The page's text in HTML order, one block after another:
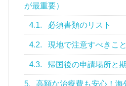
が最重要）
4.1. 必須書類のリスト
4.2. 現地で注意すべきこと
4.3. 帰国後の申請場所と
5.
高額な治療費も安心！海